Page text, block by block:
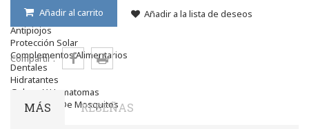
Niños
Antipiojos
Protección Solar
Complementos Alimentarios
Dentales
Hidratantes
Golpes Y Hematomas
Repelentes De Mosquitos
Añadir al carrito Añadir a la lista de deseos
Compartir :
MÁS RESEÑAS